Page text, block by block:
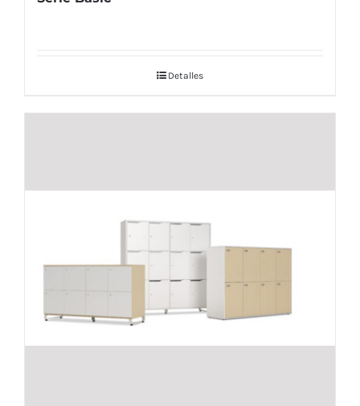
Detalles